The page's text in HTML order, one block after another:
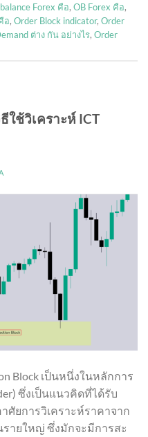
Forex คือ, OB Forex คือ,
อ, Order Block indicator, Order
ต่าง กัน อย่างไร, Order
ใช้วิเคราะห์ ICT
Block เป็นหนึ่งในหลักการ
ซึ่งเป็นแนวคิดที่ได้รับ
ศัยการวิเคราะห์ราคาจาก
ายใหญ่ ซึ่งมักจะมีการสะ